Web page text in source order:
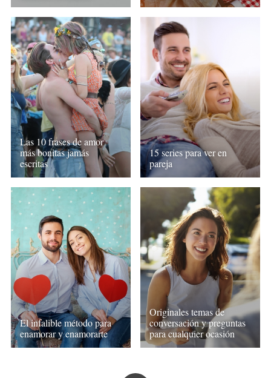
Las 10 frases de amor
más bonitas jamás
escritas
15 series para ver en
pareja
El infalible método para
enamorar y enamorarte
Originales temas de
conversación y preguntas
para cualquier ocasión